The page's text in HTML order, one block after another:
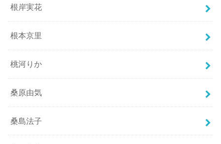
根岸実花
根本京里
桃河りか
桑原由気
桑島法子